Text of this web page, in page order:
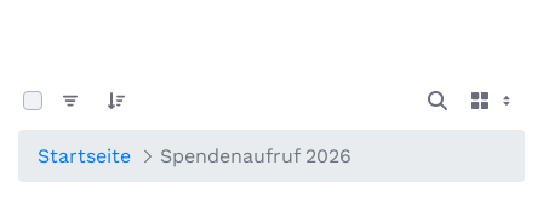
0 von 6 Elemente ausgewählt
Startseite Spendenaufruf 2026